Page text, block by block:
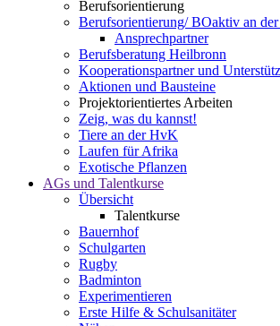
Berufsorientierung
Berufsorientierung/ BOaktiv an
Ansprechpartner
Berufsberatung Heilbronn
Kooperationspartner und
Aktionen und Bausteine
Projektorientiertes Arbeiten
Zeig, was du kannst!
Tiere an der HvK
Laufen für Afrika
Exotische Pflanzen
AGs und Talentkurse
Übersicht
Talentkurse
Bauernhof
Schulgarten
Rugby
Badminton
Experimentieren
Erste Hilfe & Schulsanitäter